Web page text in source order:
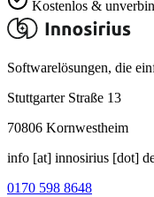
Kostenlos &
Softwarelösungen, die
Stuttgarter Straße 13
70806 Kornwestheim
info [at] innosirius [dot]
0170 598 8648